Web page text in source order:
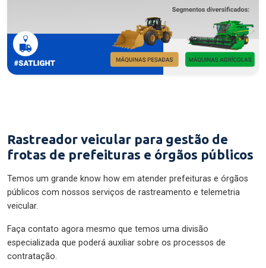
Rastreador veicular para gestão de
frotas de prefeituras e órgãos públicos
Temos um grande know how em atender prefeituras e órgãos
públicos com nossos serviços de rastreamento e telemetria
veicular.
Faça contato agora mesmo que temos uma divisão
especializada que poderá auxiliar sobre os processos de
contratação.